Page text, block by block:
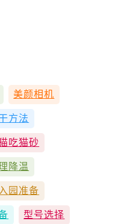
美颜相机
方法
吃猫砂
降温
园准备
型号选择